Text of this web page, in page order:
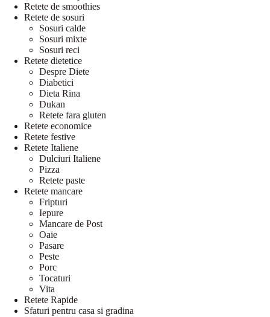
Retete de smoothies
Retete de sosuri
Sosuri calde
Sosuri mixte
Sosuri reci
Retete dietetice
Despre Diete
Diabetici
Dieta Rina
Dukan
Retete fara gluten
Retete economice
Retete festive
Retete Italiene
Dulciuri Italiene
Pizza
Retete paste
Retete mancare
Fripturi
Iepure
Mancare de Post
Oaie
Pasare
Peste
Porc
Tocaturi
Vita
Retete Rapide
Sfaturi pentru casa si gradina